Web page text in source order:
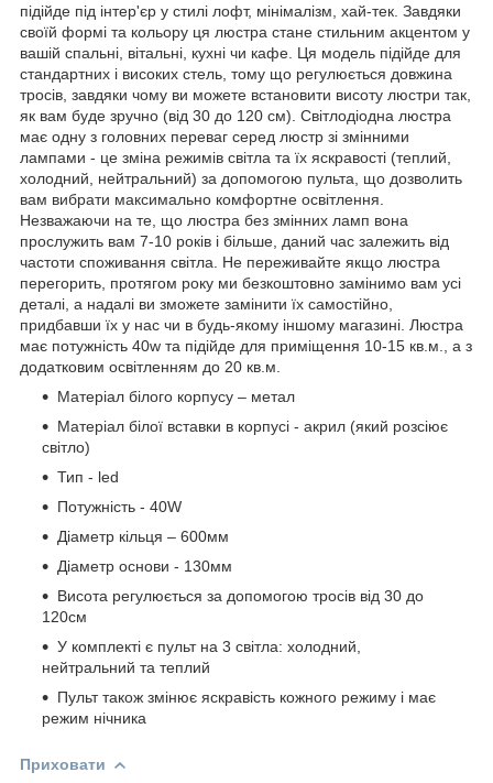
підійде під інтер'єр у стилі лофт, мінімалізм, хай-тек. Завдяки
своїй формі та кольору ця люстра стане стильним акцентом у
вашій спальні, вітальні, кухні чи кафе. Ця модель підійде для
стандартних і високих стель, тому що регулюється довжина
тросів, завдяки чому ви можете встановити висоту люстри так,
як вам буде зручно (від 30 до 120 см). Світлодіодна люстра
має одну з головних переваг серед люстр зі змінними
лампами - це зміна режимів світла та їх яскравості (теплий,
холодний, нейтральний) за допомогою пульта, що дозволить
вам вибрати максимально комфортне освітлення.
Незважаючи на те, що люстра без змінних ламп вона
прослужить вам 7-10 років і більше, даний час залежить від
частоти споживання світла. Не переживайте якщо люстра
перегорить, протягом року ми безкоштовно замінимо вам усі
деталі, а надалі ви зможете замінити їх самостійно,
придбавши їх у нас чи в будь-якому іншому магазині. Люстра
має потужність 40w та підійде для приміщення 10-15 кв.м., а з
додатковим освітленням до 20 кв.м.
Матеріал білого корпусу – метал
Матеріал білої вставки в корпусі - акрил (який розсіює
світло)
Тип - led
Потужність - 40W
Діаметр кільця – 600мм
Діаметр основи - 130мм
Висота регулюється за допомогою тросів від 30 до
120см
У комплекті є пульт на 3 світла: холодний,
нейтральний та теплий
Пульт також змінює яскравість кожного режиму і має
режим нічника
Приховати